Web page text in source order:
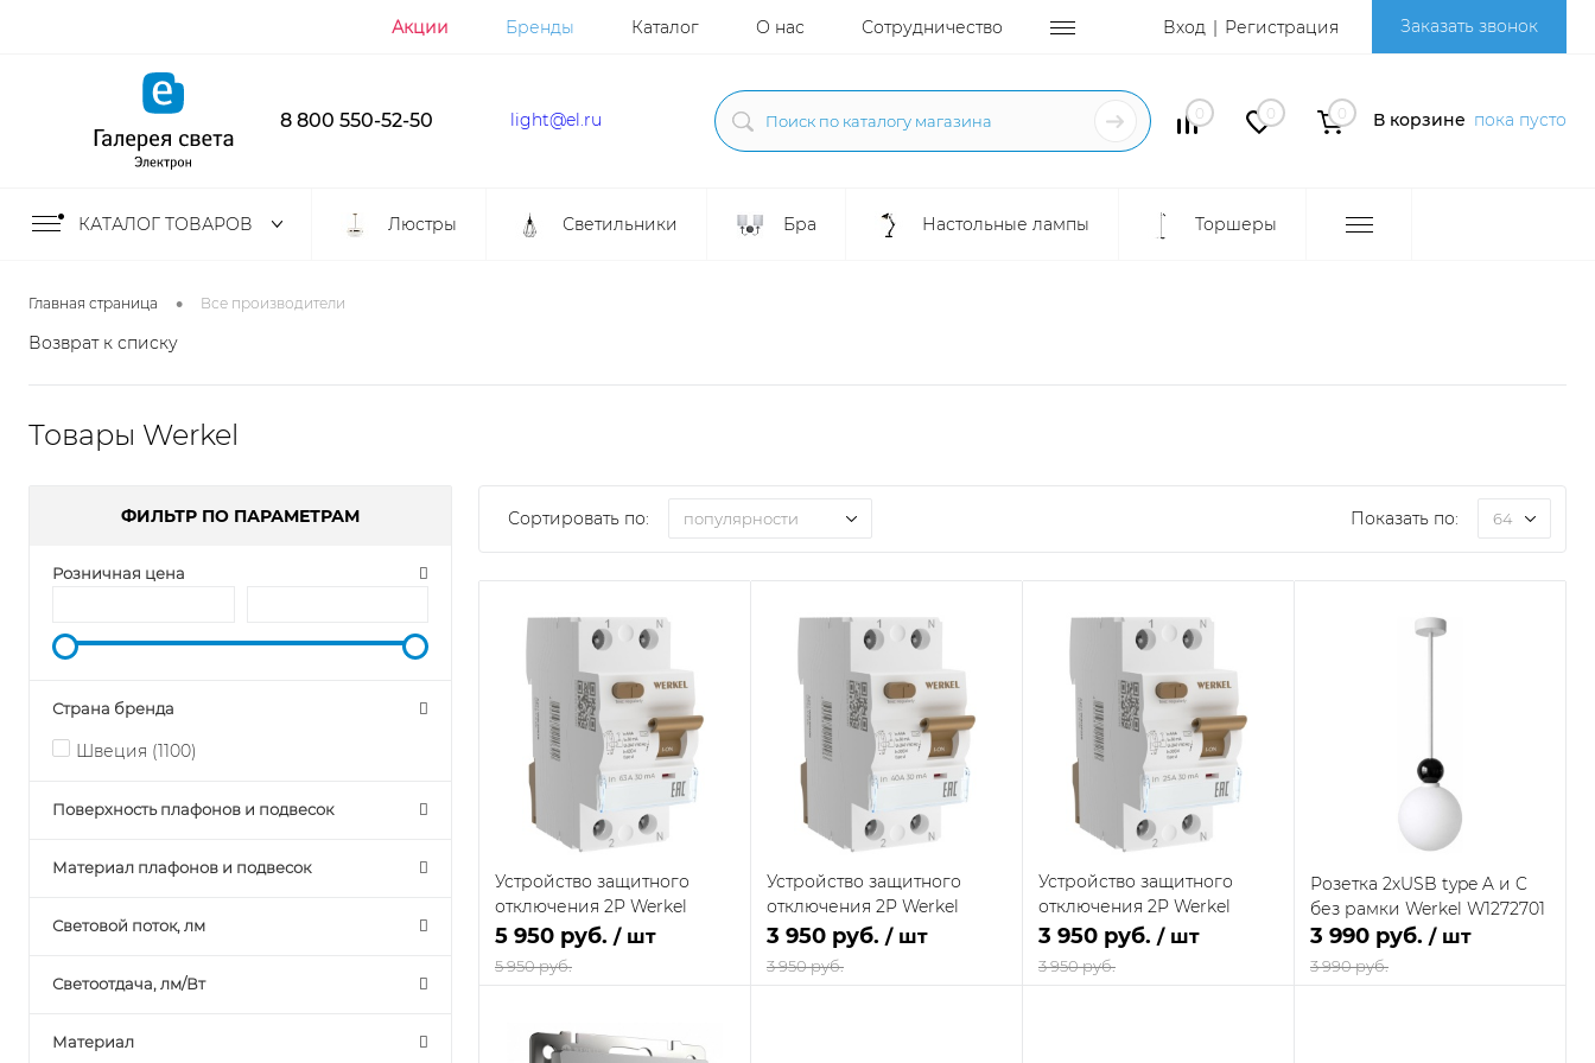
Акции Бренды Каталог О нас Сотрудничество Вход Регистрация Заказать звонок
8 800 550-52-50 light@el.ru 0 0 0 В корзине пока пусто
КАТАЛОГ ТОВАРОВ Люстры Светильники Бра Настольные лампы Торшеры
Главная страница • Все производители
Возврат к списку
Товары Werkel
ФИЛЬТР ПО ПАРАМЕТРАМ
Розничная цена
Страна бренда
Швеция (1100)
Поверхность плафонов и подвесок
Материал плафонов и подвесок
Световой поток, лм
Светоотдача, лм/Вт
Материал
Сортировать по: популярности Показать по: 64
Устройство защитного
отключения 2P Werkel
W812P636
5 950 руб. / шт
5 950 руб.
В корзину
Устройство защитного
отключения 2P Werkel
W812P406
3 950 руб. / шт
3 950 руб.
Устройство защитного
отключения 2P Werkel
W812P256
3 950 руб. / шт
3 950 руб.
Розетка 2хUSB type A и C
без рамки Werkel W1272701
3 990 руб. / шт
3 990 руб.